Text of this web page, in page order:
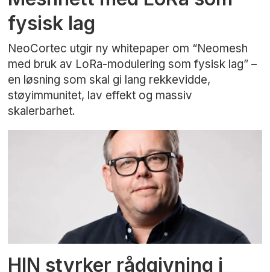
fysisk lag
NeoCortec utgir ny whitepaper om “Neomesh
med bruk av LoRa-modulering som fysisk lag” –
en løsning som skal gi lang rekkevidde,
støyimmunitet, lav effekt og massiv
skalerbarhet.
HIN styrker rådgivning i